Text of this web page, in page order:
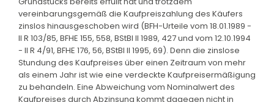
vereinbarungsgemäß die Kaufpreiszahlung des Käufers
zinslos hinausgeschoben wird (BFH-Urteile vom 18.01.1989 -
II R 103/85, BFHE 155, 558, BStBl II 1989, 427 und vom 12.10.1994
- II R 4/91, BFHE 176, 56, BStBl II 1995, 69). Denn die zinslose
Stundung des Kaufpreises über einen Zeitraum von mehr
als einem Jahr ist wie eine verdeckte Kaufpreisermäßigung
zu behandeln. Eine Abweichung vom Nominalwert des
Kaufpreises durch Abzinsung kommt dagegen nicht in